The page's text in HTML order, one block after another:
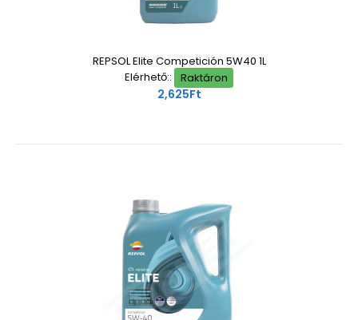
REPSOL Elite Competición 5W40 1L
Elérhető::
Raktáron
2,625Ft